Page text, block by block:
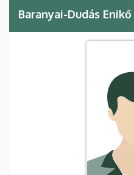
Baranyai-Dudás Enikő